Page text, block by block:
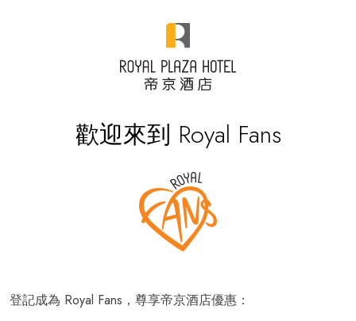
歡迎來到 Royal Fans
登記成為 Royal Fans，尊享帝京酒店優惠：